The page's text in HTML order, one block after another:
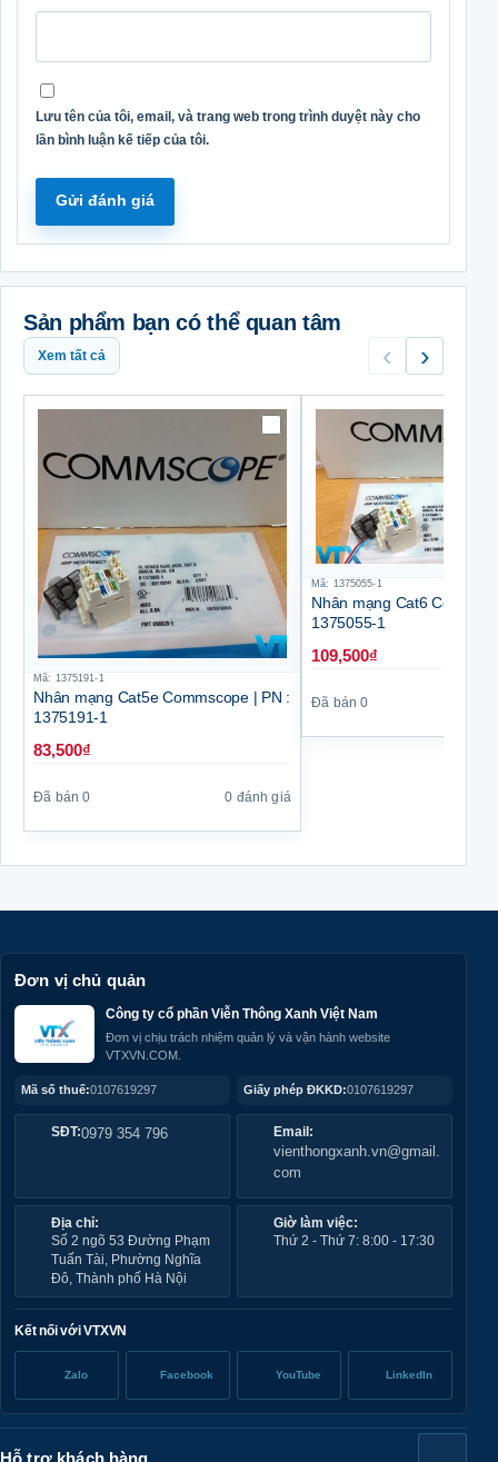
Sản phẩm bạn có thể quan tâm
Xem tất cả ‹ ›
Mã: 1375191-1
Nhân mạng Cat5e Commscope | PN :
1375191-1
83,500₫
Đã bán 0 0 đánh giá
Mã: 1375055-1
Nhân mạng Cat6
1375055-1
109,500₫
Đã bán 0
Lưu tên của tôi, email, và trang web trong trình duyệt này cho
lần bình luận kế tiếp của tôi.
Đơn vị chủ quản
Công ty cổ phần Viễn Thông Xanh Việt Nam
Đơn vị chịu trách nhiệm quản lý và vận hành website
VTXVN.COM.
Mã số thuế:0107619297 Giấy phép ĐKKD:0107619297
SĐT:0979 354 796 Email:
vienthongxanh.vn@gmail.
com
Địa chỉ:
Số 2 ngõ 53 Đường Phạm
Tuấn Tài, Phường Nghĩa
Đô, Thành phố Hà Nội
Giờ làm việc:
Thứ 2 - Thứ 7: 8:00 - 17:30
Kết nối với VTXVN
Zalo Facebook YouTube LinkedIn
Hỗ trợ khách hàng